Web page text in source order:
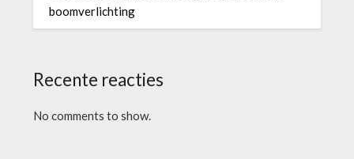
boomverlichting
Recente reacties
No comments to show.